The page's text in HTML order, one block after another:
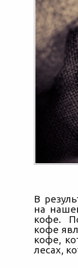
В
на
кофе.
кофе
кофе,
лесах,